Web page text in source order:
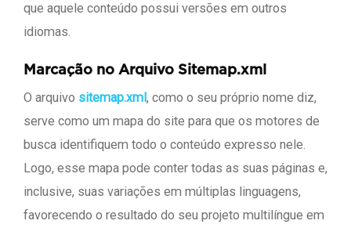
que aquele conteúdo possui versões em outros
idiomas.
Marcação no Arquivo Sitemap.xml
O arquivo sitemap.xml, como o seu próprio nome diz,
serve como um mapa do site para que os motores de
busca identifiquem todo o conteúdo expresso nele.
Logo, esse mapa pode conter todas as suas páginas e,
inclusive, suas variações em múltiplas linguagens,
favorecendo o resultado do seu projeto multilíngue em